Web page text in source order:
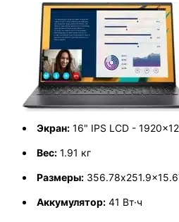
Экран: 16" IPS LCD -
Вес: 1.91 кг
Размеры:
Аккумулятор: 41 Вт·ч